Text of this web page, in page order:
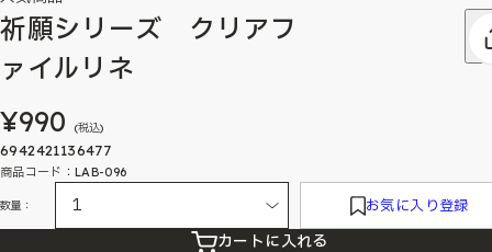
祈願シリーズ クリアフ
ァイルリネ
¥990 (税込)
6942421136477
商品コード：LAB-096
数量： お気に入り登録
カートに入れる